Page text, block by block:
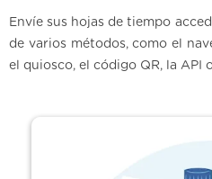
Envíe sus hojas de tiempo
de varios métodos, como el
el quiosco, el código QR, la API